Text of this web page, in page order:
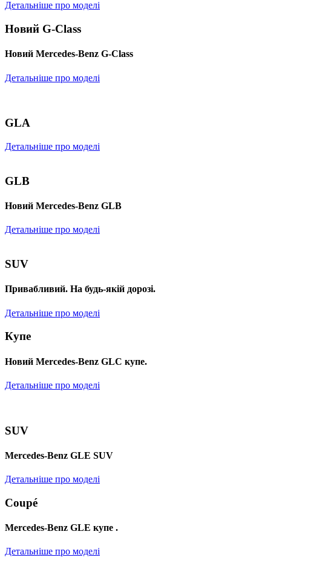
Детальніше про моделі
Новий G-Class
Новий Mercedes-Benz G-Class
Детальніше про моделі
GLA
Детальніше про моделі
GLB
Новий Mercedes-Benz GLB
Детальніше про моделі
SUV
Привабливий. На будь-якій дорозі.
Детальніше про моделі
Купе
Новий Mercedes-Benz GLС купе.
Детальніше про моделі
SUV
Mercedes-Benz GLE SUV
Детальніше про моделі
Coupé
Mercedes-Benz GLE купе .
Детальніше про моделі